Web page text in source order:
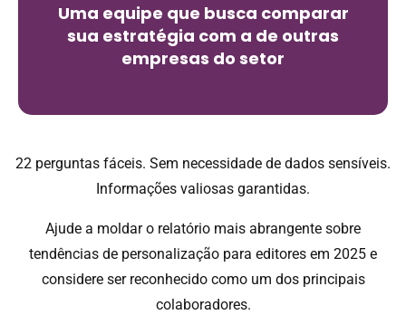
Uma equipe que busca comparar
sua estratégia com a de outras
empresas do setor
22 perguntas fáceis. Sem necessidade de dados sensíveis.
Informações valiosas garantidas.
Ajude a moldar o relatório mais abrangente sobre
tendências de personalização para editores em 2025 e
considere ser reconhecido como um dos principais
colaboradores.